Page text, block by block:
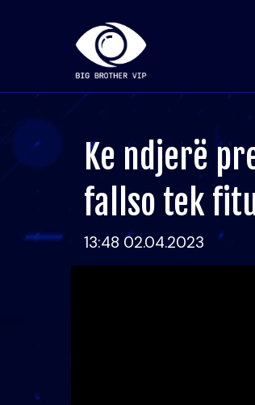
Ke ndjerë
fallso tek
13:48 02.04.2023